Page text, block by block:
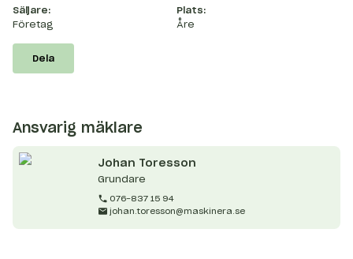
Säljare:
Företag
Plats:
Åre
Dela
Ansvarig mäklare
Johan Toresson
Grundare
076-837 15 94
johan.toresson@maskinera.se